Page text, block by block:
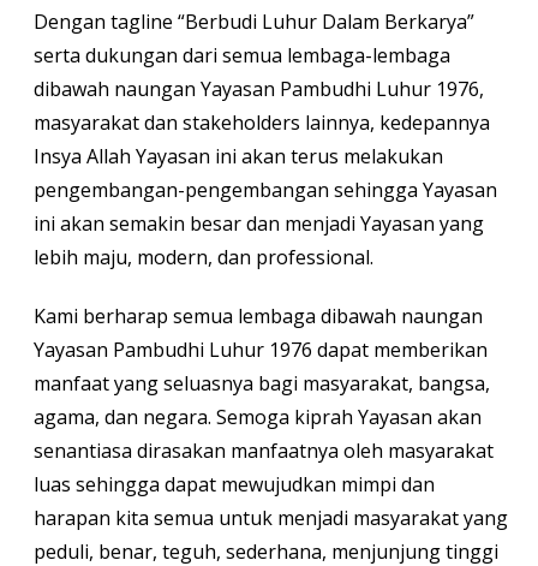
Dengan tagline “Berbudi Luhur Dalam Berkarya”
serta dukungan dari semua lembaga-lembaga
dibawah naungan Yayasan Pambudhi Luhur 1976,
masyarakat dan stakeholders lainnya, kedepannya
Insya Allah Yayasan ini akan terus melakukan
pengembangan-pengembangan sehingga Yayasan
ini akan semakin besar dan menjadi Yayasan yang
lebih maju, modern, dan professional.
Kami berharap semua lembaga dibawah naungan
Yayasan Pambudhi Luhur 1976 dapat memberikan
manfaat yang seluasnya bagi masyarakat, bangsa,
agama, dan negara. Semoga kiprah Yayasan akan
senantiasa dirasakan manfaatnya oleh masyarakat
luas sehingga dapat mewujudkan mimpi dan
harapan kita semua untuk menjadi masyarakat yang
peduli, benar, teguh, sederhana, menjunjung tinggi